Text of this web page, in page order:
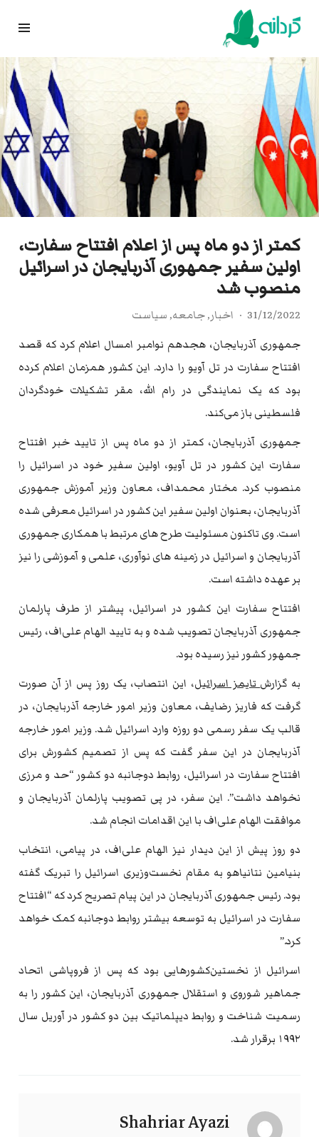
Skip
content
کمتر از دو ماه پس از اعلام افتتاح سفارت،
اولین سفیر جمهوری آذربایجان در اسرائیل
منصوب شد
31/12/2022 اخبار,جامعه, سیاست
جمهوری آذربایجان، هجدهم نوامبر امسال اعلام کرد که قصد
افتتاح سفارت در تل آویو را دارد. این کشور همزمان اعلام کرده
بود که یک نمایندگی در رام الله، مقر تشکیلات خودگردان
فلسطینی باز می‌کند.
جمهوری آذربایجان، کمتر از دو ماه پس از تایید خبر افتتاح
سفارت این کشور در تل آویو، اولین سفیر خود در اسرائیل را
منصوب کرد. مختار محمداف، معاون وزیر آموزش جمهوری
آذربایجان، بعنوان اولین سفیر این کشور در اسرائیل معرفی شده
است. وی تاکنون مسئولیت طرح های مرتبط با همکاری جمهوری
آذربایجان و اسرائیل در زمینه های نوآوری، علمی و آموزشی را نیز
بر عهده داشته است.
افتتاح سفارت این کشور در اسرائیل، پیشتر از طرف پارلمان
جمهوری آذربایجان تصویب شده و به تایید الهام علی‌اف، رئیس
جمهور کشور نیز رسیده بود.
به گزارشتایمز اسرائیل، این انتصاب، یک روز پس از آن صورت
گرفت که فاریز رضایف، معاون وزیر امور خارجه آذربایجان، در
قالب یک سفر رسمی دو روزه وارد اسرائیل شد. وزیر امور خارجه
آذربایجان در این سفر گفت که پس از تصمیم کشورش برای
افتتاح سفارت در اسرائیل، روابط دوجانبه دو کشور “حد و مرزی
نخواهد داشت”. این سفر، در پی تصویب پارلمان آذربایجان و
موافقت الهام علی‌اف با این اقدامات انجام شد.
دو روز پیش از این دیدار نیز الهام علی‌اف، در پیامی، انتخاب
بنیامین نتانیاهو به مقام نخست‌وزیری اسرائیل را تبریک گفته
بود. رئیس جمهوری آذربایجان در این پیام تصریح کرد که “افتتاح
سفارت در اسرائیل به توسعه بیشتر روابط دوجانبه کمک خواهد
کرد.”
اسرائیل از نخستین‌کشورهایی بود که پس از فروپاشی اتحاد
جماهیر شوروی و استقلال جمهوری آذربایجان، این کشور را به
رسمیت شناخت و روابط دیپلماتیک بین دو کشور در آوریل سال
۱۹۹۲ برقرار شد.
Shahriar Ayazi